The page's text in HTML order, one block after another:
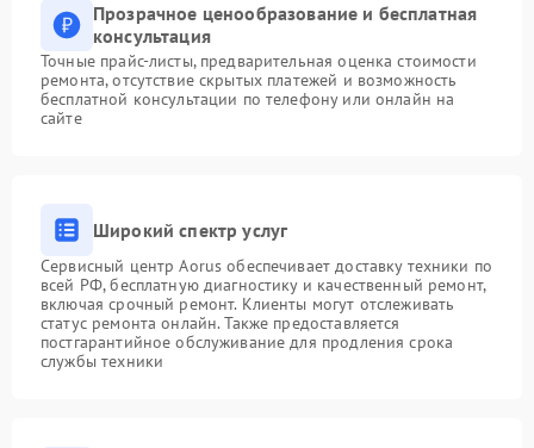
Прозрачное ценообразование и бесплатная
консультация
Точные прайс-листы, предварительная оценка стоимости
ремонта, отсутствие скрытых платежей и возможность
бесплатной консультации по телефону или онлайн на
сайте
Широкий спектр услуг
Сервисный центр Aorus обеспечивает доставку техники по
всей РФ, бесплатную диагностику и качественный ремонт,
включая срочный ремонт. Клиенты могут отслеживать
статус ремонта онлайн. Также предоставляется
постгарантийное обслуживание для продления срока
службы техники